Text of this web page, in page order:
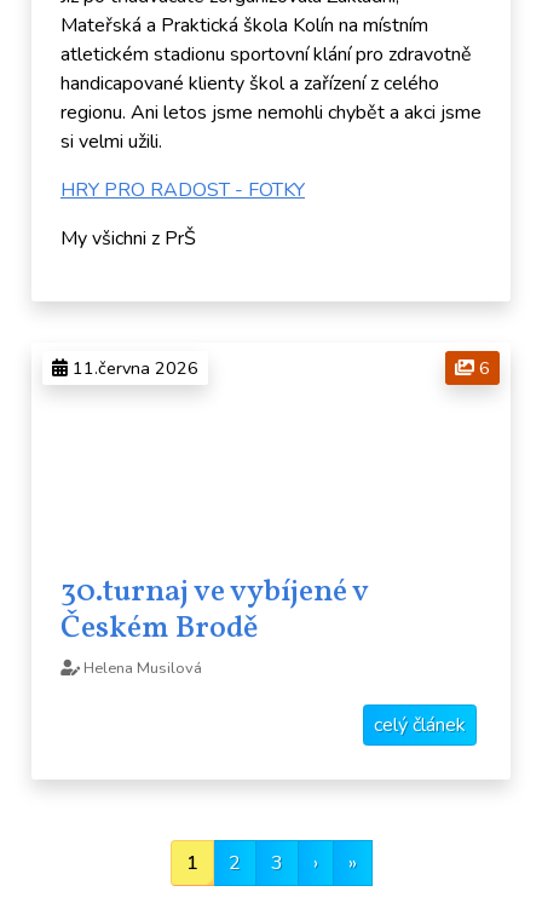
Mateřská a Praktická škola Kolín na místním
atletickém stadionu sportovní klání pro zdravotně
handicapované klienty škol a zařízení z celého
regionu. Ani letos jsme nemohli chybět a akci jsme
si velmi užili.
HRY PRO RADOST - FOTKY
My všichni z PrŠ
6
11.června 2026
30.turnaj ve vybíjené v
Českém Brodě
Helena Musilová
celý článek
1 2 3 › »